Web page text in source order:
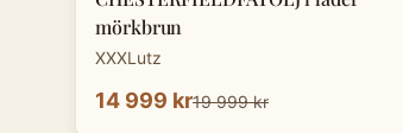
mörkbrun
XXXLutz
14 999 kr19 999 kr